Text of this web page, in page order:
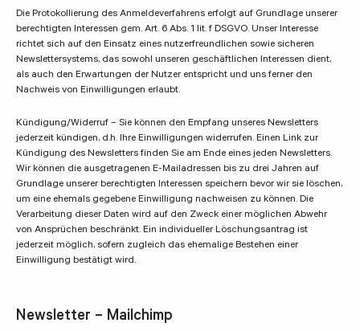
Die Protokollierung des Anmeldeverfahrens erfolgt auf Grundlage unserer
berechtigten Interessen gem. Art. 6 Abs. 1 lit. f DSGVO. Unser Interesse
richtet sich auf den Einsatz eines nutzerfreundlichen sowie sicheren
Newslettersystems, das sowohl unseren geschäftlichen Interessen dient,
als auch den Erwartungen der Nutzer entspricht und uns ferner den
Nachweis von Einwilligungen erlaubt.
Kündigung/Widerruf – Sie können den Empfang unseres Newsletters
jederzeit kündigen, d.h. Ihre Einwilligungen widerrufen. Einen Link zur
Kündigung des Newsletters finden Sie am Ende eines jeden Newsletters.
Wir können die ausgetragenen E-Mailadressen bis zu drei Jahren auf
Grundlage unserer berechtigten Interessen speichern bevor wir sie löschen,
um eine ehemals gegebene Einwilligung nachweisen zu können. Die
Verarbeitung dieser Daten wird auf den Zweck einer möglichen Abwehr
von Ansprüchen beschränkt. Ein individueller Löschungsantrag ist
jederzeit möglich, sofern zugleich das ehemalige Bestehen einer
Einwilligung bestätigt wird.
Newsletter – Mailchimp